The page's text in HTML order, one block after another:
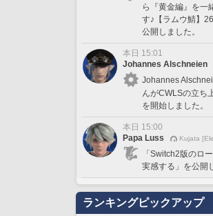
ら『黄金編』を一
す♪【ラムウ鯖】
公開しました。
本日 15:01
Johannes Alschneien
Johannes
んがCWLSの立ち
を開始しました。
本日 15:00
Papa Luss
Kujata
「Switch2版のロ
実感する」を公開
ランキングピックアップ